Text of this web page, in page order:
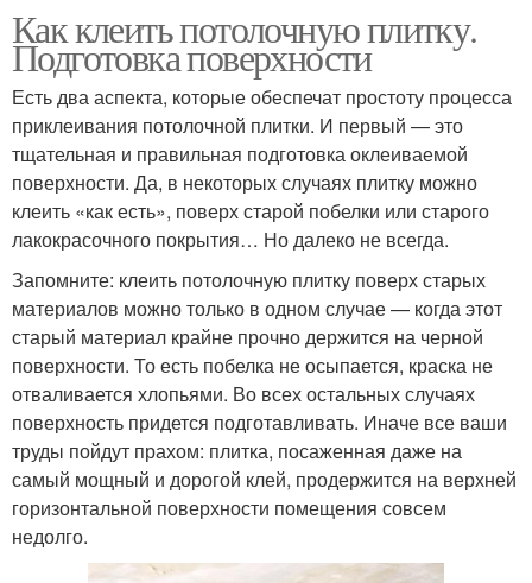
Как клеить потолочную плитку.
Подготовка поверхности
Есть два аспекта, которые обеспечат простоту процесса
приклеивания потолочной плитки. И первый — это
тщательная и правильная подготовка оклеиваемой
поверхности. Да, в некоторых случаях плитку можно
клеить «как есть», поверх старой побелки или старого
лакокрасочного покрытия… Но далеко не всегда.
Запомните: клеить потолочную плитку поверх старых
материалов можно только в одном случае — когда этот
старый материал крайне прочно держится на черной
поверхности. То есть побелка не осыпается, краска не
отваливается хлопьями. Во всех остальных случаях
поверхность придется подготавливать. Иначе все ваши
труды пойдут прахом: плитка, посаженная даже на
самый мощный и дорогой клей, продержится на верхней
горизонтальной поверхности помещения совсем
недолго.